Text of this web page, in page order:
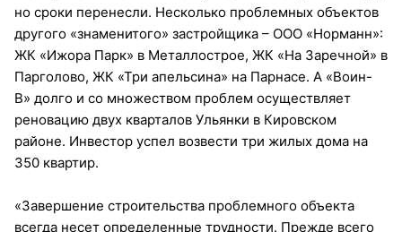
но сроки перенесли. Несколько проблемных объектов
другого «знаменитого» застройщика – ООО «Норманн»:
ЖК «Ижора Парк» в Металлострое, ЖК «На Заречной» в
Парголово, ЖК «Три апельсина» на Парнасе. А «Воин-
В» долго и со множеством проблем осуществляет
реновацию двух кварталов Ульянки в Кировском
районе. Инвестор успел возвести три жилых дома на
350 квартир.
«Завершение строительства проблемного объекта
всегда несет определенные трудности. Прежде всего